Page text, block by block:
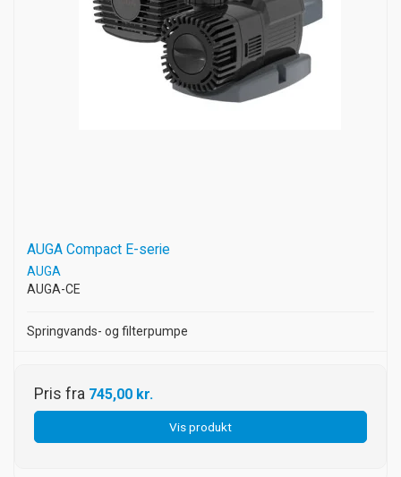
AUGA Compact E-serie
AUGA
AUGA-CE
Springvands- og filterpumpe
Pris fra 745,00 kr.
Vis produkt